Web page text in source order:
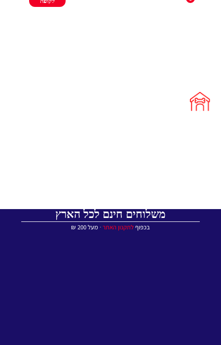
משלוחים חינם לכל הארץ
בכפוףלתקנון האתר∙ מעל 200 ₪